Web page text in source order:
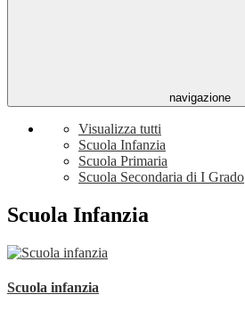
navigazione
Visualizza tutti
Scuola Infanzia
Scuola Primaria
Scuola Secondaria di I Grado
Scuola Infanzia
Scuola infanzia